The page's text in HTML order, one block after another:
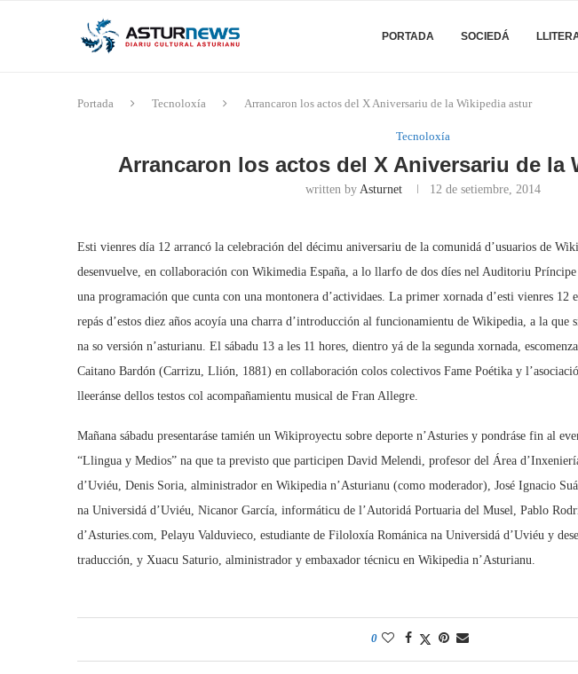
PORTADA SOCIEDÁ
Portada Tecnoloxía Arrancaron los actos del X Aniversariu de la Wikipedia astur
Tecnoloxía
Arrancaron los actos del X Aniversariu de la
written byAsturnet 12 de setiembre, 2014
Esti vienres día 12 arrancó la celebración del décimu aniversariu de la comunidá d’usuarios de
desenvuelve, en collaboración con Wikimedia España, a lo llarfo de dos díes nel Auditoriu
una programación que cunta con una montonera d’actividaes. La primer xornada d’esti vienres 12
repás d’estos diez años acoyía una charra d’introducción al funcionamientu de Wikipedia, a la que
na so versión n’asturianu. El sábadu 13 a les 11 hores, dientro yá de la segunda xornada,
Caitano Bardón (Carrizu, Llión, 1881) en collaboración colos colectivos Fame Poétika y
lleeránse dellos testos col acompañamientu musical de Fran Allegre.
Mañana sábadu presentaráse tamién un Wikiproyectu sobre deporte n’Asturies y pondráse fin al
“Llingua y Medios” na que ta previsto que participen David Melendi, profesor del Área
d’Uviéu, Denis Soria, alministrador en Wikipedia n’Asturianu (como moderador), José Ignacio
na Universidá d’Uviéu, Nicanor García, informáticu de l’Autoridá Portuaria del Musel, Pablo
d’Asturies.com, Pelayu Valduvieco, estudiante de Filoloxía Románica na Universidá d’Uviéu y
traducción, y Xuacu Saturio, alministrador y embaxador técnicu en Wikipedia n’Asturianu.
0